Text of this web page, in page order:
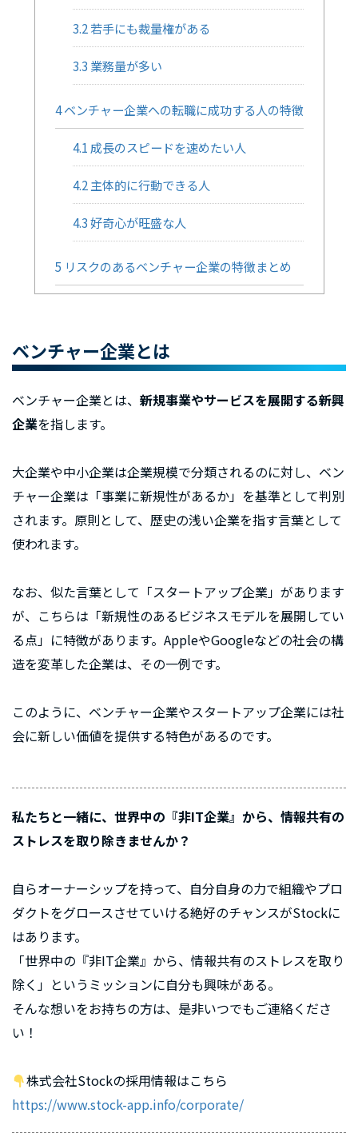
3.2若手にも裁量権がある
3.3 業務量が多い
4ベンチャー企業への転職に成功する人の特徴
4.1 成長のスピードを速めたい人
4.2主体的に行動できる人
4.3好奇心が旺盛な人
5 リスクのあるベンチャー企業の特徴まとめ
ベンチャー企業とは
ベンチャー企業とは、 新規事業やサービスを展開する新興
企業を指します。
大企業や中小企業は企業規模で分類されるのに対し、ベン
チャー企業は「事業に新規性があるか」を基準として判別
されます。原則として、歴史の浅い企業を指す言葉として
使われます。
なお、似た言葉として「スタートアップ企業」があります
が、こちらは「新規性のあるビジネスモデルを展開してい
る点」に特徴があります。AppleやGoogleなどの社会の構
造を変革した企業は、その一例です。
このように、ベンチャー企業やスタートアップ企業には社
会に新しい価値を提供する特色があるのです。
私たちと一緒に、世界中の『非IT企業』から、情報共有の
ストレスを取り除きませんか？
自らオーナーシップを持って、自分自身の力で組織やプロ
ダクトをグロースさせていける絶好のチャンスがStockに
はあります。
「世界中の『非IT企業』から、情報共有のストレスを取り
除く」というミッションに自分も興味がある。
そんな想いをお持ちの方は、是非いつでもご連絡くださ
い！
株式会社Stockの採用情報はこちら
https://www.stock-app.info/corporate/